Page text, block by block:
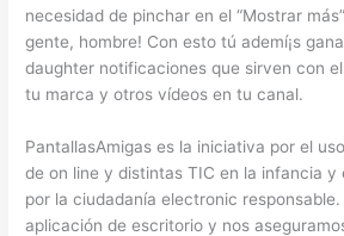
necesidad de pinchar en el “Mostrar
gente, hombre! Con esto tú ademí¡s
daughter notificaciones que sirven con
tu marca y otros vídeos en tu canal.
PantallasAmigas es la iniciativa por el
de on line y distintas TIC en la infancia y
por la ciudadanía electronic
aplicación de escritorio y nos